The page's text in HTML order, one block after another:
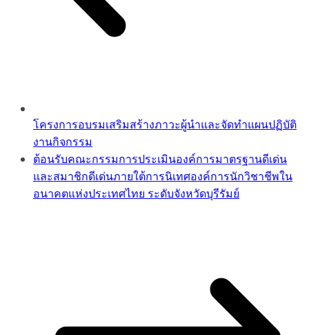
โครงการอบรมเสริมสร้างภาวะผู้นำและจัดทำแผนปฏิบัติ
งานกิจกรรม
ต้อนรับคณะกรรมการประเมินองค์การมาตรฐานดีเด่น
และสมาชิกดีเด่นภายใต้การนิเทศองค์การนักวิชาชีพใน
อนาคตแห่งประเทศไทย ระดับจังหวัดบุรีรัมย์